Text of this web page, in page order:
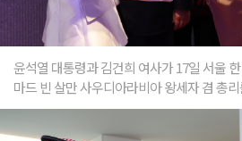
윤석열 대통령과 김건희 여사가 17일 서울
마드 빈 살만 사우디아라비아 왕세자 겸 총